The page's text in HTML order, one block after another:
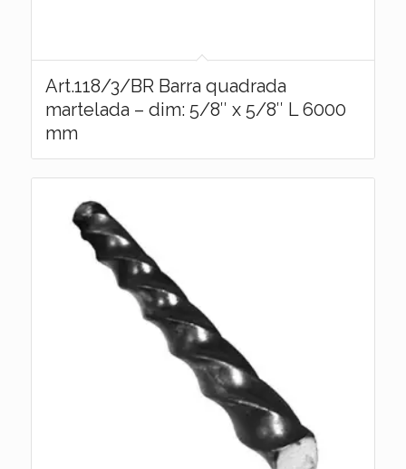
Art.118/3/BR Barra quadrada
martelada – dim: 5/8″ x 5/8″ L 6000
mm